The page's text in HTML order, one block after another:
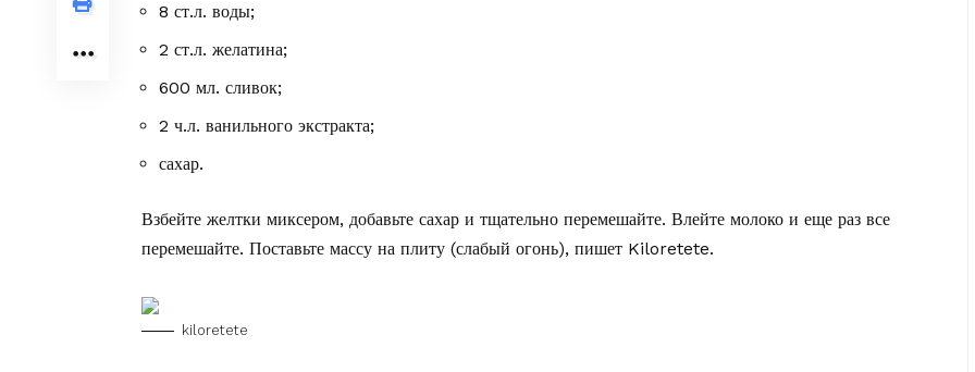
8 ст.л. воды;
2 ст.л. желатина;
600 мл. сливок;
2 ч.л. ванильного экстракта;
сахар.
Взбейте желтки миксером, добавьте сахар и тщательно перемешайте. Влейте молоко и еще раз все
перемешайте. Поставьте массу на плиту (слабый огонь), пишет Kiloretete.
kiloretete